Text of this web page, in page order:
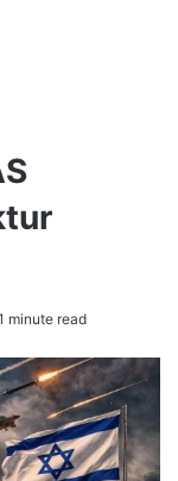
minute read